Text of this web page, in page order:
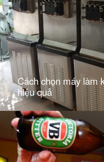
Cách chọn máy làm
hiệu quả